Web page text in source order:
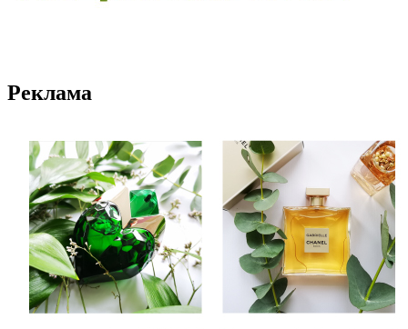
Реклама